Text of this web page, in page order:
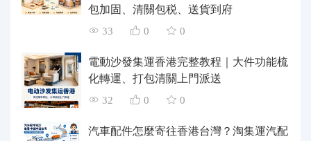
包加固、清關包税、送貨到府
33 0 0
電動沙發集運香港完整教程｜大件功能梳
化轉運、打包清關上門派送
32 0 0
汽車配件怎麼寄往香港台灣？淘集運汽配